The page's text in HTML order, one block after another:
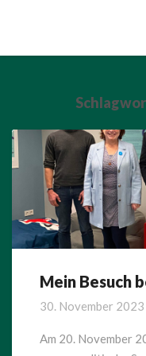
Mein
bei
der
Mein Besuch
30. November 2023
Am 20. November